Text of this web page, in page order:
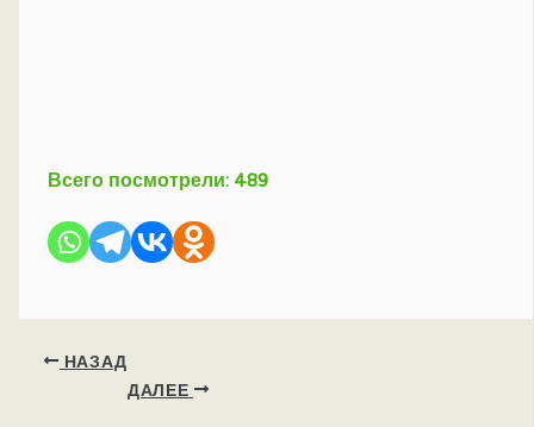
Всего посмотрели: 489
НАЗАД
ДАЛЕЕ